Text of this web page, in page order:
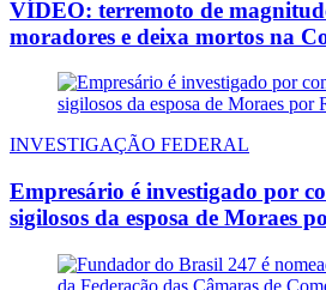
VÍDEO: terremoto de
moradores e deixa mortos na
INVESTIGAÇÃO FEDERAL
Empresário é investigado por
sigilosos da esposa de Moraes